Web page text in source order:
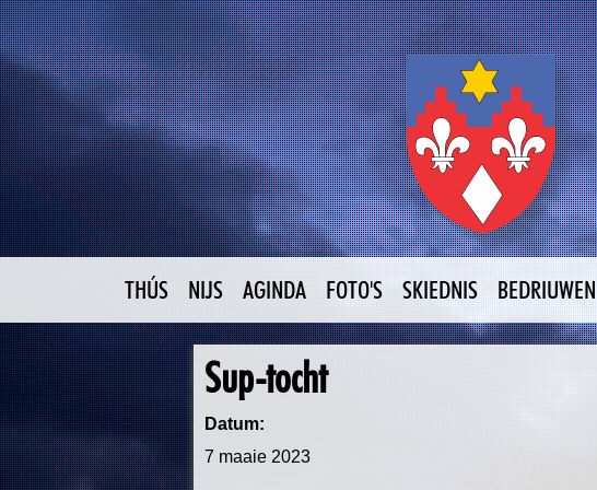
THÚS NIJS AGINDA FOTO'S SKIEDNIS BEDRIUWEN
Sup-tocht
Datum:
7 maaie 2023